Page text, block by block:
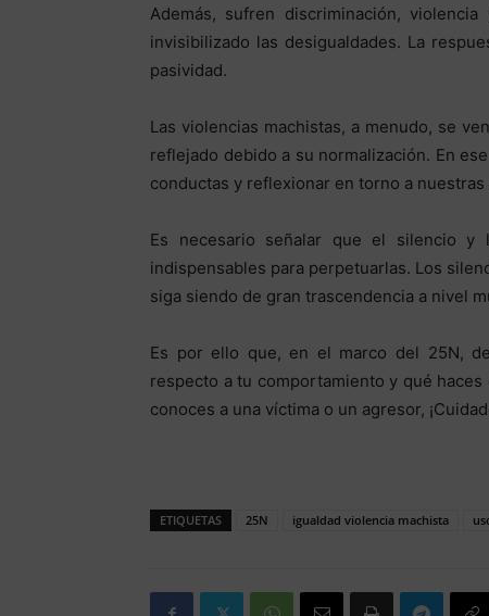
Además, sufren discriminación,
invisibilizado las desigualdades. La
pasividad.
Las violencias machistas, a menudo, se
reflejado debido a su normalización. En
conductas y reflexionar en torno a
Es necesario señalar que el silencio y
indispensables para perpetuarlas. Los
siga siendo de gran trascendencia a nivel
Es por ello que, en el marco del 25N,
respecto a tu comportamiento y qué
conoces a una víctima o un agresor,
ETIQUETAS 25N igualdad violencia machista